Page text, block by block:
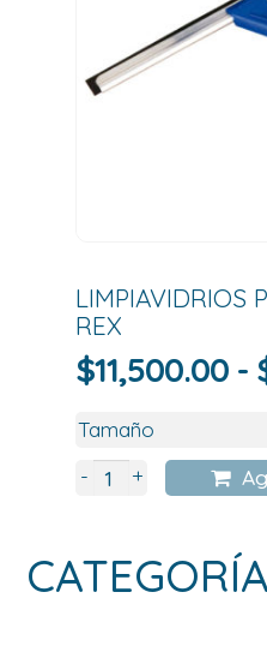
LIMPIAVIDRIOS
REX
$11,500.00 -
- +